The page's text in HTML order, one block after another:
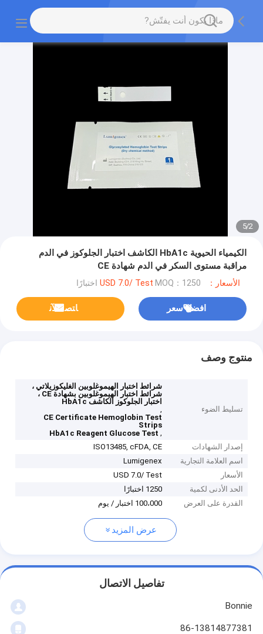
2
/
5
الكيمياء الحيوية HbA1c الكاشف اختبار الجلوكوز في الدم
مراقبة مستوى السكر في الدم شهادة CE
الأسعار：USD 7.0/ Test MOQ：1250 اختبارًا
افضل سعر ﺎﺘﺼﻟ ﺍﻶﻧ
منتوج وصف
تسليط الضوء
شرائط اختبار الهيموغلوبين الغليكوزيلاتي ،
شرائط اختبار الهيموغلوبين بشهادة CE ،
اختبار الجلوكوز الكاشف HbA1c
,
CE Certificate Hemoglobin Test
Strips
,
HbA1c Reagent Glucose Test
إصدار الشهادات
ISO13485, cFDA, CE
اسم العلامة التجارية
Lumigenex
الأسعار
USD 7.0/ Test
الحد الأدنى لكمية
1250 اختبارًا
القدرة على العرض
100،000 اختبار / يوم
عرض المزيد
تفاصيل الاتصال
Bonnie
86-13814877381